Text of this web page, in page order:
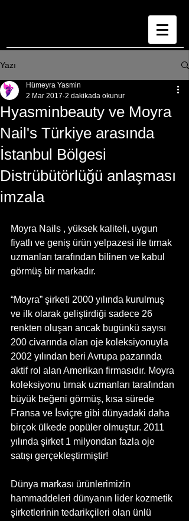
Yazı
Hyasminbeauty ve Moyra
Nail's Türkiye arasında
İstanbul Bölgesi
Distrübütörlüğü anlaşması
imzala
Hümeyra Yasmin
2 Mar 2017 2 dakikada okunur
Moyra Nails , yüksek kaliteli, uygun
fiyatlı ve geniş ürün yelpazesi ile tırnak
uzmanları tarafından bilinen ve kabul
görmüş bir markadır.
“Moyra” şirketi 2000 yılında kurulmuş
ve ilk olarak geliştirdiği sadece 26
renkten oluşan ancak bugünkü sayısı
200 civarında olan oje koleksiyonuyla
2002 yılından beri Avrupa pazarında
aktif rol alan Amerikan firmasıdır. Moyra
koleksiyonu tırnak uzmanları tarafından
büyük beğeni görmüş, kısa sürede
Fransa ve İsviçre gibi dünyadaki daha
birçok ülkede popüler olmuştur. 2011
yılında şirket 1 milyondan fazla oje
satışı gerçekleştirmiştir!
Dünya markası ürünlerimizin
hammaddeleri dünyanın lider kozmetik
şirketlerinin tedarikçileri olan ünlü